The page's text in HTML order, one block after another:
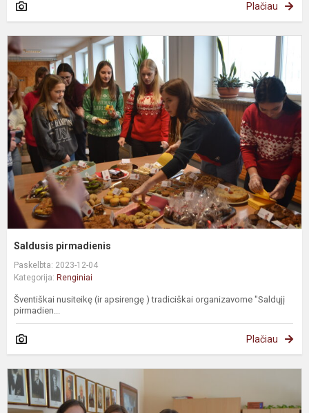
Plačiau
Saldusis pirmadienis
Paskelbta: 2023-12-04
Kategorija: Renginiai
Šventiškai nusiteikę (ir apsirengę ) tradiciškai organizavome "Saldųjį
pirmadien...
Plačiau